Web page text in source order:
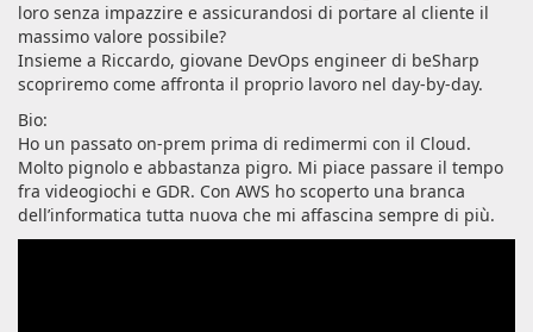
loro senza impazzire e assicurandosi di portare al cliente il
massimo valore possibile?
Insieme a Riccardo, giovane DevOps engineer di beSharp
scopriremo come affronta il proprio lavoro nel day-by-day.
Bio:
Ho un passato on-prem prima di redimermi con il Cloud.
Molto pignolo e abbastanza pigro. Mi piace passare il tempo
fra videogiochi e GDR. Con AWS ho scoperto una branca
dell’informatica tutta nuova che mi affascina sempre di più.